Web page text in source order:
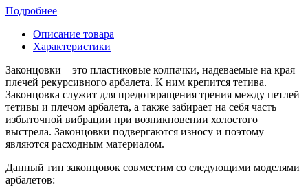
Подробнее
Описание товара
Характеристики
Законцовки – это пластиковые колпачки, надеваемые на края
плечей рекурсивного арбалета. К ним крепится тетива.
Законцовка служит для предотвращения трения между петлей
тетивы и плечом арбалета, а также забирает на себя часть
избыточной вибрации при возникновении холостого
выстрела. Законцовки подвергаются износу и поэтому
являются расходным материалом.
Данный тип законцовок совместим со следующими моделями
арбалетов: